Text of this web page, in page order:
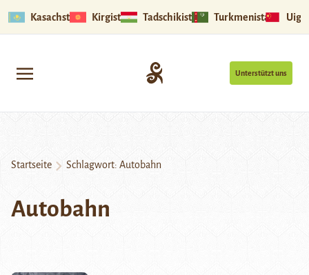
Kasachstan Kirgistan Tadschikistan Turkmenistan
Unterstützt uns
Startseite Schlagwort: Autobahn
Autobahn